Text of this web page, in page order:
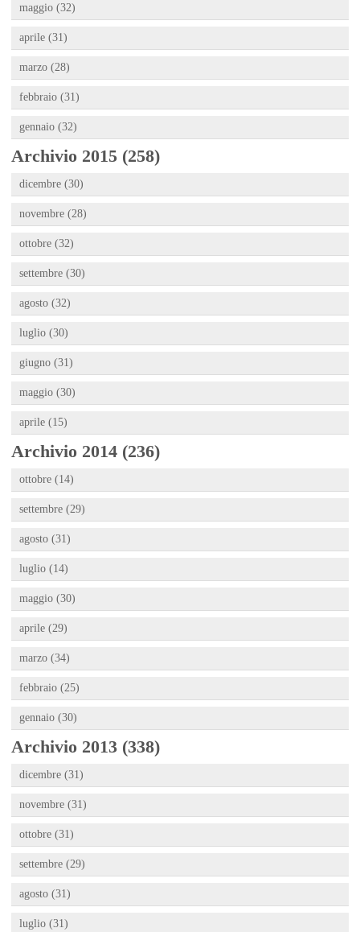
maggio (32)
aprile (31)
marzo (28)
febbraio (31)
gennaio (32)
Archivio 2015 (258)
dicembre (30)
novembre (28)
ottobre (32)
settembre (30)
agosto (32)
luglio (30)
giugno (31)
maggio (30)
aprile (15)
Archivio 2014 (236)
ottobre (14)
settembre (29)
agosto (31)
luglio (14)
maggio (30)
aprile (29)
marzo (34)
febbraio (25)
gennaio (30)
Archivio 2013 (338)
dicembre (31)
novembre (31)
ottobre (31)
settembre (29)
agosto (31)
luglio (31)